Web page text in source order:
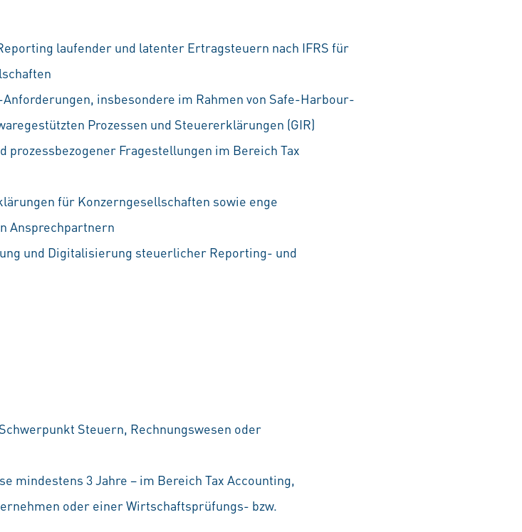
laufender und latenter Ertragsteuern nach IFRS für
insbesondere im Rahmen von Safe-Harbour-
Prozessen und Steuererklärungen (GIR)
Fragestellungen im Bereich Tax
für Konzerngesellschaften sowie enge
Ansprechpartnern
und Digitalisierung steuerlicher Reporting- und
Steuern, Rechnungswesen oder
mindestens 3 Jahre – im Bereich Tax Accounting,
oder einer Wirtschaftsprüfungs- bzw.